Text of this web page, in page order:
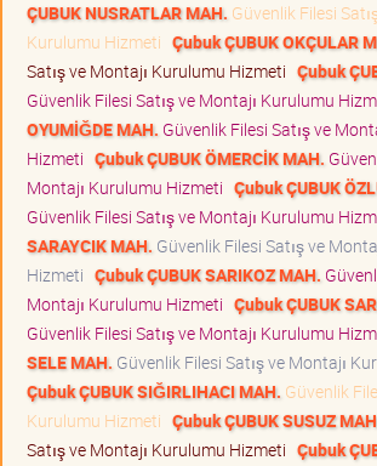
ÇUBUK NUSRATLAR MAH. Güvenlik Filesi
Kurulumu Hizmeti Çubuk ÇUBUK OKÇULAR
Satış ve Montajı Kurulumu Hizmeti Çubuk
Güvenlik Filesi Satış ve Montajı Kurulumu
OYUMİĞDE MAH. Güvenlik Filesi Satış ve
Hizmeti Çubuk ÇUBUK ÖMERCİK MAH.
Montajı Kurulumu Hizmeti Çubuk ÇUBUK
Güvenlik Filesi Satış ve Montajı Kurulumu
SARAYCIK MAH. Güvenlik Filesi Satış ve
Hizmeti Çubuk ÇUBUK SARIKOZ MAH.
Montajı Kurulumu Hizmeti Çubuk ÇUBUK
Güvenlik Filesi Satış ve Montajı Kurulumu
SELE MAH. Güvenlik Filesi Satış ve Montajı
Çubuk ÇUBUK SIĞIRLIHACI MAH. Güvenlik
Kurulumu Hizmeti Çubuk ÇUBUK SUSUZ
Satış ve Montajı Kurulumu Hizmeti Çubuk